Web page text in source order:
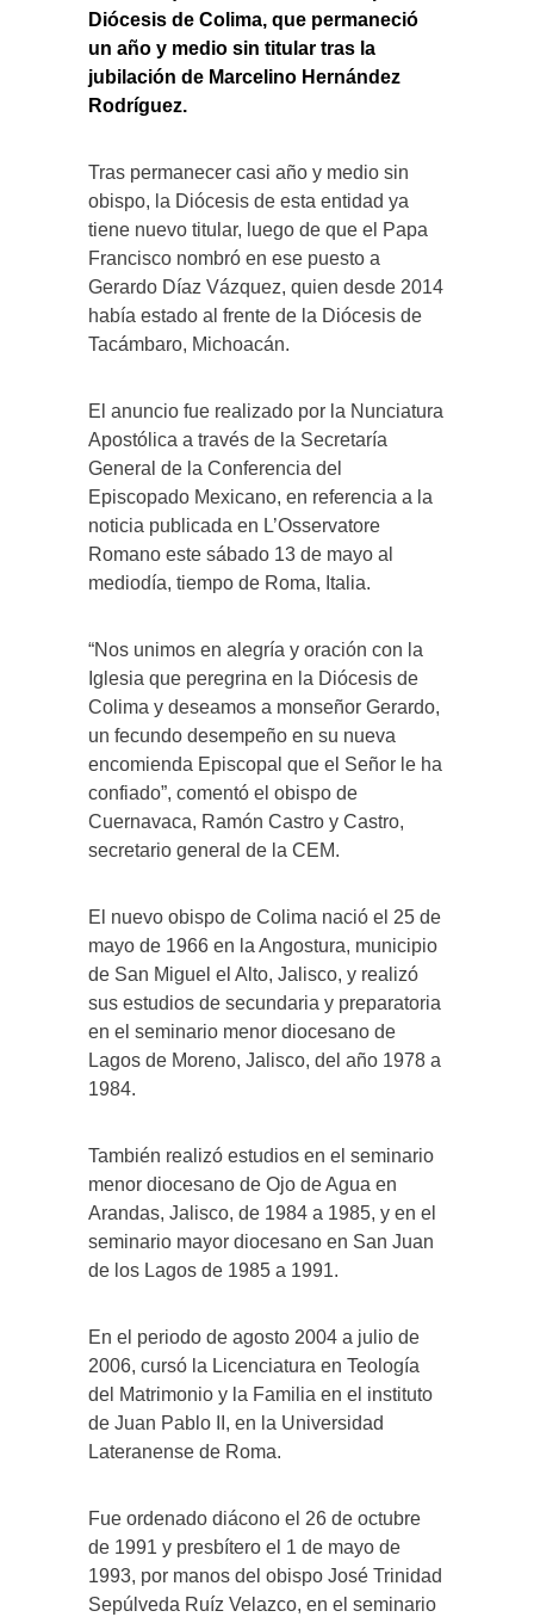
Diócesis de Colima, que permaneció
un año y medio sin titular tras la
jubilación de Marcelino Hernández
Rodríguez.
Tras permanecer casi año y medio sin
obispo, la Diócesis de esta entidad ya
tiene nuevo titular, luego de que el Papa
Francisco nombró en ese puesto a
Gerardo Díaz Vázquez, quien desde 2014
había estado al frente de la Diócesis de
Tacámbaro, Michoacán.
El anuncio fue realizado por la Nunciatura
Apostólica a través de la Secretaría
General de la Conferencia del
Episcopado Mexicano, en referencia a la
noticia publicada en L’Osservatore
Romano este sábado 13 de mayo al
mediodía, tiempo de Roma, Italia.
“Nos unimos en alegría y oración con la
Iglesia que peregrina en la Diócesis de
Colima y deseamos a monseñor Gerardo,
un fecundo desempeño en su nueva
encomienda Episcopal que el Señor le ha
confiado”, comentó el obispo de
Cuernavaca, Ramón Castro y Castro,
secretario general de la CEM.
El nuevo obispo de Colima nació el 25 de
mayo de 1966 en la Angostura, municipio
de San Miguel el Alto, Jalisco, y realizó
sus estudios de secundaria y preparatoria
en el seminario menor diocesano de
Lagos de Moreno, Jalisco, del año 1978 a
1984.
También realizó estudios en el seminario
menor diocesano de Ojo de Agua en
Arandas, Jalisco, de 1984 a 1985, y en el
seminario mayor diocesano en San Juan
de los Lagos de 1985 a 1991.
En el periodo de agosto 2004 a julio de
2006, cursó la Licenciatura en Teología
del Matrimonio y la Familia en el instituto
de Juan Pablo II, en la Universidad
Lateranense de Roma.
Fue ordenado diácono el 26 de octubre
de 1991 y presbítero el 1 de mayo de
1993, por manos del obispo José Trinidad
Sepúlveda Ruíz Velazco, en el seminario